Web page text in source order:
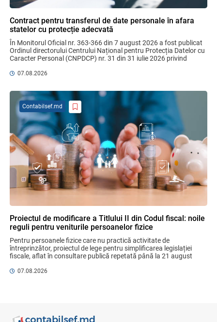
Plafonul operațiunilor valutare de capital
06.08.2026
MIA Plăți Instant: Soluția inovativă pentru
Efectele trecerii la euro ca monedă de
referință
06.08.2026 BNM
Bunurile și banii confiscați vor fi utilizați
în scopuri sociale și în interes public
06.08.2026 Guvernul RM
Gala Financiară 2026 – solicitare de
nominalizare a candidaților
03.08.2026 Ministerul Finanțelor
04.08.2026
Contract pentru transferul de date personale în afara
statelor cu protecție adecvată
În Monitorul Oficial nr. 363-366 din 7 august 2026 a fost publicat
Ordinul directorului Centrului Național pentru Protecția Datelor cu
Caracter Personal (CNPDCP) nr. 31 din 31 iulie 2026 privind
07.08.2026
Proiectul de modificare a Titlului II din Codul fiscal: noile
reguli pentru veniturile persoanelor fizice
Pentru persoanele fizice care nu practică activitate de
întreprinzător, proiectul de lege pentru simplificarea legislației
fiscale, aflat în consultare publică repetată până la 21 august
07.08.2026
Contabilsef.md